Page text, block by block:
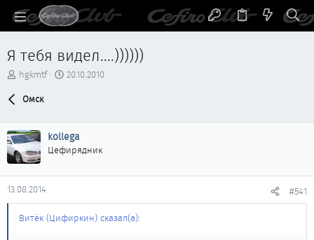
Я тебя видел....))))))
А
т
е
м
ы
hgkmtf
Д
а
ч
л
20.10.2010
Омск
kollega
Цефирядник
13.08.2014 #541
Витёк (Цифиркин) сказал(а):